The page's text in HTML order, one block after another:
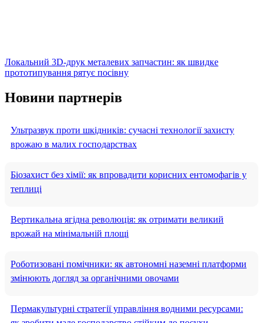
Локальний 3D-друк металевих запчастин: як швидке
прототипування рятує посівну
Новини партнерів
Ультразвук проти шкідників: сучасні технології захисту
врожаю в малих господарствах
Біозахист без хімії: як впровадити корисних ентомофагів у
теплиці
Вертикальна ягідна революція: як отримати великий
врожай на мінімальній площі
Роботизовані помічники: як автономні наземні платформи
змінюють догляд за органічними овочами
Пермакультурні стратегії управління водними ресурсами: